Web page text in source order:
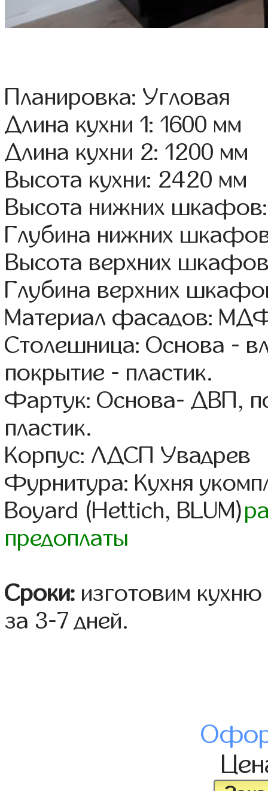
Планировка: Угловая
Длина кухни 1: 1600 мм
Длина кухни 2: 1200 мм
Высота кухни: 2420 мм
Высота нижних
Глубина нижних
Высота верхних
Глубина верхних
Материал фасадов:
Столешница: Основа -
покрытие - пластик.
Фартук: Основа- ДВП,
пластик.
Корпус: ЛДСП Увадрев
Фурнитура: Кухня
Boyard (Hettich, BLUM)
предоплаты
Сроки: изготовим
за 3-7 дней.